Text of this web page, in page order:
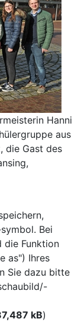
Hanni
aus
die Gast des
Bei
die Funktion
as") Ihres
Sie dazu bitte
kB)